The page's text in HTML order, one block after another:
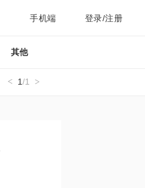
手机端 登录/注册
其他
1/1